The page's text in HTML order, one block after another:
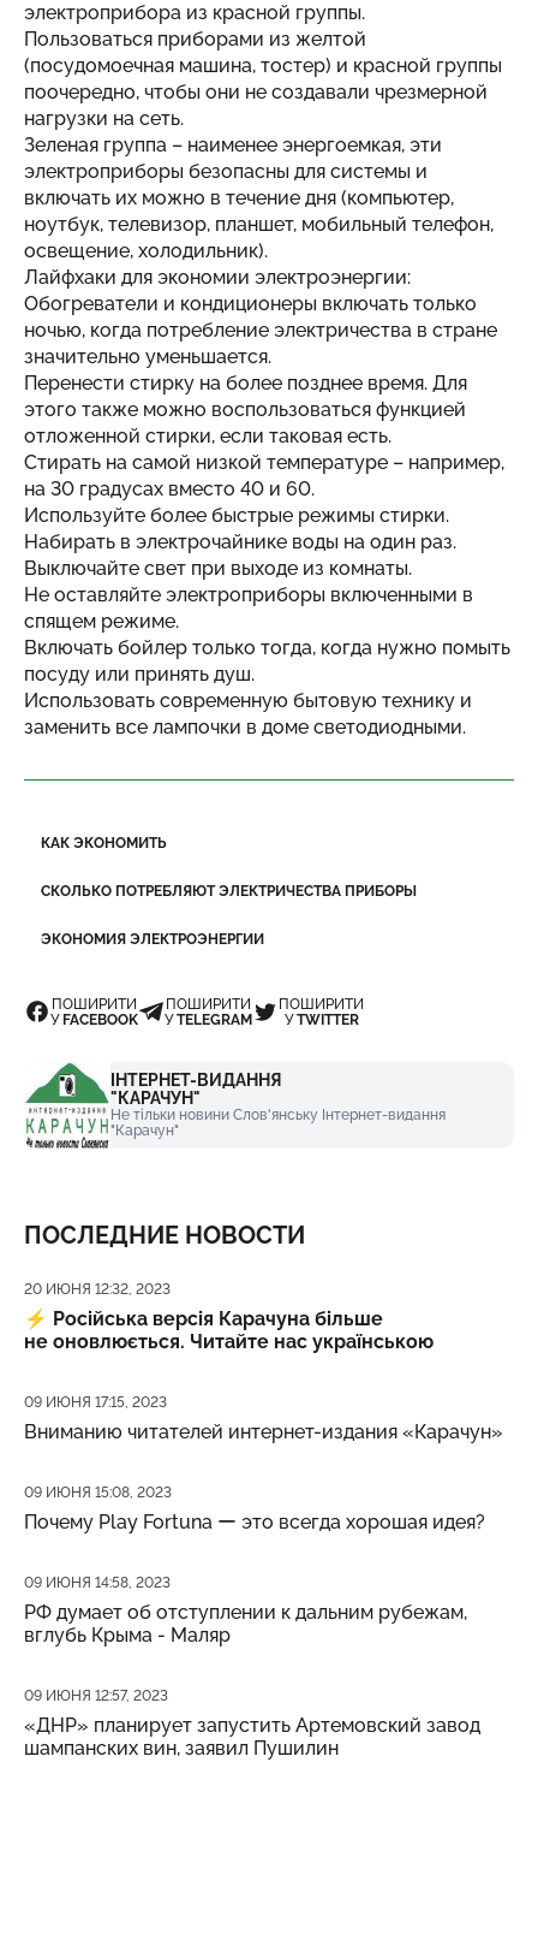
электроприбора из красной группы.
Пользоваться приборами из желтой
(посудомоечная машина, тостер) и красной группы
поочередно, чтобы они не создавали чрезмерной
нагрузки на сеть.
Зеленая группа – наименее энергоемкая, эти
электроприборы безопасны для системы и
включать их можно в течение дня (компьютер,
ноутбук, телевизор, планшет, мобильный телефон,
освещение, холодильник).
Лайфхаки для экономии электроэнергии:
Обогреватели и кондиционеры включать только
ночью, когда потребление электричества в стране
значительно уменьшается.
Перенести стирку на более позднее время. Для
этого также можно воспользоваться функцией
отложенной стирки, если таковая есть.
Стирать на самой низкой температуре – например,
на 30 градусах вместо 40 и 60.
Используйте более быстрые режимы стирки.
Набирать в электрочайнике воды на один раз.
Выключайте свет при выходе из комнаты.
Не оставляйте электроприборы включенными в
спящем режиме.
Включать бойлер только тогда, когда нужно помыть
посуду или принять душ.
Использовать современную бытовую технику и
заменить все лампочки в доме светодиодными.
КАК ЭКОНОМИТЬ
СКОЛЬКО ПОТРЕБЛЯЮТ ЭЛЕКТРИЧЕСТВА ПРИБОРЫ
ЭКОНОМИЯ ЭЛЕКТРОЭНЕРГИИ
ПОШИРИТИ
У FACEBOOK
ПОШИРИТИ
УTELEGRAM
ПОШИРИТИ
УTWITTER
ІНТЕРНЕТ-ВИДАННЯ
"КАРАЧУН"
Не тільки новини Слов'янську Інтернет-видання
"Карачун"
ПОСЛЕДНИЕ НОВОСТИ
Дата публикации
20 ИЮНЯ 12:32, 2023
⚡️ Російська версія Карачуна більше
не оновлюється. Читайте нас українською
Дата публикации
09 ИЮНЯ 17:15, 2023
Вниманию читателей интернет-издания «Карачун»
Дата публикации
09 ИЮНЯ 15:08, 2023
Почему Play Fortuna ー это всегда хорошая идея?
Дата публикации
09 ИЮНЯ 14:58, 2023
РФ думает об отступлении к дальним рубежам,
вглубь Крыма - Маляр
Дата публикации
09 ИЮНЯ 12:57, 2023
«ДНР» планирует запустить Артемовский завод
шампанских вин, заявил Пушилин